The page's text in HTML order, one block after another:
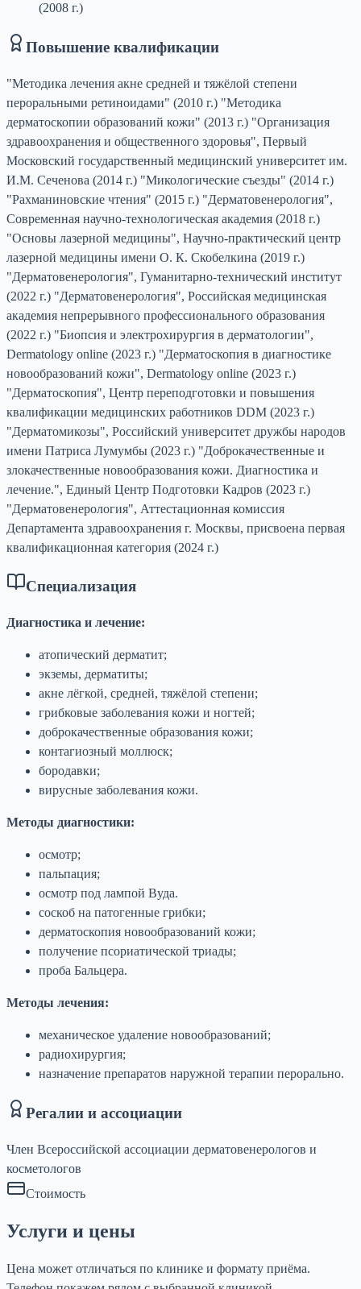
(2008 г.)
Повышение квалификации
"Методика лечения акне средней и тяжёлой степени
пероральными ретиноидами" (2010 г.) "Методика
дерматоскопии образований кожи" (2013 г.) "Организация
здравоохранения и общественного здоровья", Первый
Московский государственный медицинский университет им.
И.М. Сеченова (2014 г.) "Микологические съезды" (2014 г.)
"Рахманиновские чтения" (2015 г.) "Дерматовенерология",
Современная научно-технологическая академия (2018 г.)
"Основы лазерной медицины", Научно-практический центр
лазерной медицины имени О. К. Скобелкина (2019 г.)
"Дерматовенерология", Гуманитарно-технический институт
(2022 г.) "Дерматовенерология", Российская медицинская
академия непрерывного профессионального образования
(2022 г.) "Биопсия и электрохирургия в дерматологии",
Dermatology online (2023 г.) "Дерматоскопия в диагностике
новообразований кожи", Dermatology online (2023 г.)
"Дерматоскопия", Центр переподготовки и повышения
квалификации медицинских работников DDM (2023 г.)
"Дерматомикозы", Российский университет дружбы народов
имени Патриса Лумумбы (2023 г.) "Доброкачественные и
злокачественные новообразования кожи. Диагностика и
лечение.", Единый Центр Подготовки Кадров (2023 г.)
"Дерматовенерология", Аттестационная комиссия
Департамента здравоохранения г. Москвы, присвоена первая
квалификационная категория (2024 г.)
Специализация
Диагностика и лечение:
атопический дерматит;
экземы, дерматиты;
акне лёгкой, средней, тяжёлой степени;
грибковые заболевания кожи и ногтей;
доброкачественные образования кожи;
контагиозный моллюск;
бородавки;
вирусные заболевания кожи.
Методы диагностики:
осмотр;
пальпация;
осмотр под лампой Вуда.
соскоб на патогенные грибки;
дерматоскопия новообразований кожи;
получение псориатической триады;
проба Бальцера.
Методы лечения:
механическое удаление новообразований;
радиохирургия;
назначение препаратов наружной терапии перорально.
Регалии и ассоциации
Член Всероссийской ассоциации дерматовенерологов и
косметологов
Стоимость
Услуги и цены
Цена может отличаться по клинике и формату приёма.